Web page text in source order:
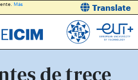
Más
Translate
de trece